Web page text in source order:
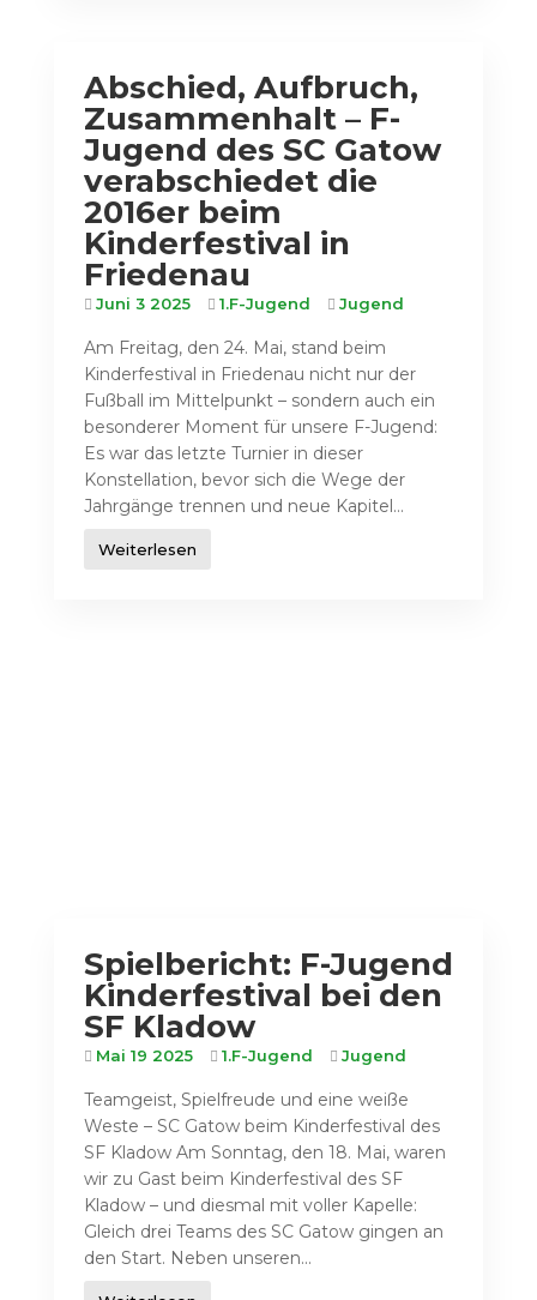
Abschied, Aufbruch,
Zusammenhalt – F-
Jugend des SC Gatow
verabschiedet die
2016er beim
Kinderfestival in
Friedenau
Juni 3 2025 1.F-Jugend Jugend
Am Freitag, den 24. Mai, stand beim
Kinderfestival in Friedenau nicht nur der
Fußball im Mittelpunkt – sondern auch ein
besonderer Moment für unsere F-Jugend:
Es war das letzte Turnier in dieser
Konstellation, bevor sich die Wege der
Jahrgänge trennen und neue Kapitel...
Weiterlesen
Spielbericht: F-Jugend
Kinderfestival bei den
SF Kladow
Mai 19 2025 1.F-Jugend Jugend
Teamgeist, Spielfreude und eine weiße
Weste – SC Gatow beim Kinderfestival des
SF Kladow Am Sonntag, den 18. Mai, waren
wir zu Gast beim Kinderfestival des SF
Kladow – und diesmal mit voller Kapelle:
Gleich drei Teams des SC Gatow gingen an
den Start. Neben unseren...